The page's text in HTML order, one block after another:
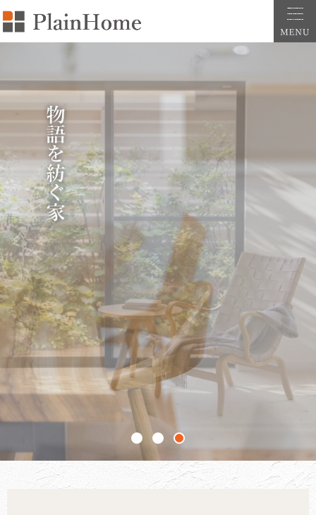
大阪・堺市での新築一戸建ては工務店の「PlainHome平原建築工房」へおまかせ。自然
堺市をはじめ大阪府全域での新築注文住宅ならプレインホームへ。自然素材の心地よさ